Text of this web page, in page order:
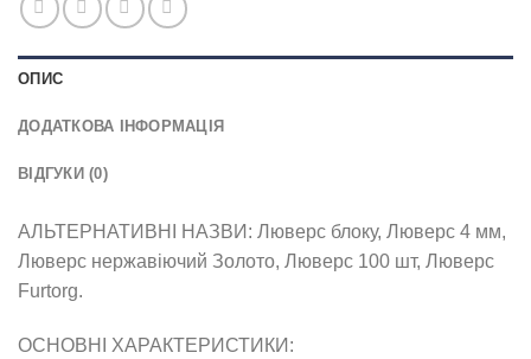
ОПИС
ДОДАТКОВА ІНФОРМАЦІЯ
ВІДГУКИ (0)
АЛЬТЕРНАТИВНІ НАЗВИ: Люверс блоку, Люверс 4 мм,
Люверс нержавіючий Золото, Люверс 100 шт, Люверс
Furtorg.
ОСНОВНІ ХАРАКТЕРИСТИКИ: